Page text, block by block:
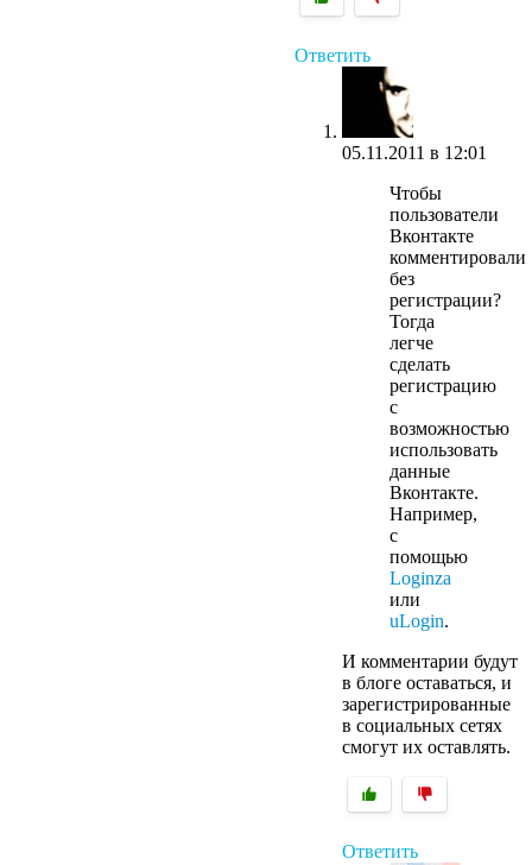
Ответить
05.11.2011 в 12:01
Чтобы
пользователи
Вконтакте
комментировали
без
регистрации?
Тогда
легче
сделать
регистрацию
с
возможностью
использовать
данные
Вконтакте.
Например,
с
помощью
Loginza
или
uLogin.
И комментарии будут
в блоге оставаться, и
зарегистрированные
в социальных сетях
смогут их оставлять.
Ответить